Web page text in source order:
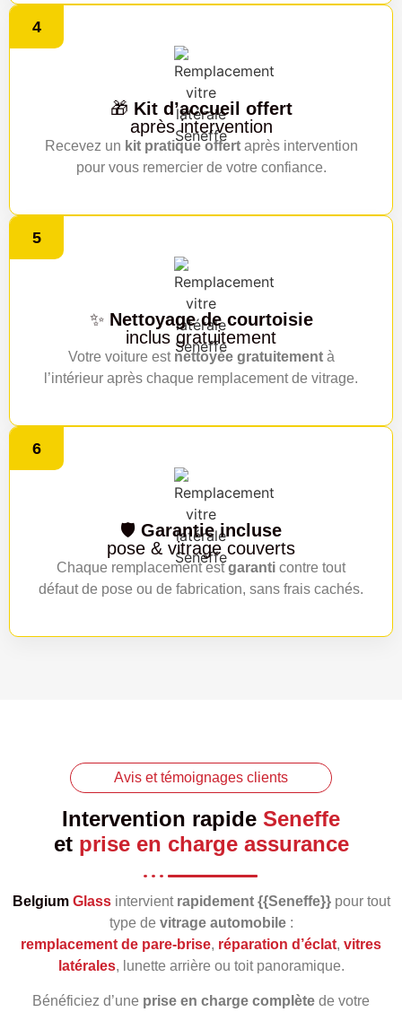
4
🎁 Kit d’accueil offert
après intervention
Recevez un kit pratique offertaprès intervention
pour vous remercier de votre confiance.
5
✨ Nettoyage de courtoisie
inclus gratuitement
Votre voiture est nettoyée gratuitementà
l’intérieur après chaque remplacement de vitrage.
6
🛡️ Garantie incluse
pose & vitrage couverts
Chaque remplacement estgaranti contre tout
défaut de pose ou de fabrication, sans frais cachés.
Avis et témoignages clients
Intervention rapide Seneffe
et prise en charge assurance
Belgium Glassintervient rapidement {{Seneffe}}pour tout
type de vitrage automobile:
remplacement de pare‑brise, réparation d’éclat, vitres
latérales, lunette arrière ou toit panoramique.
Bénéficiez d’une prise en charge complète de votre